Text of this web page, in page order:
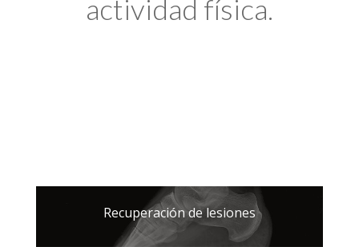
actividad física.
Recuperación de lesiones